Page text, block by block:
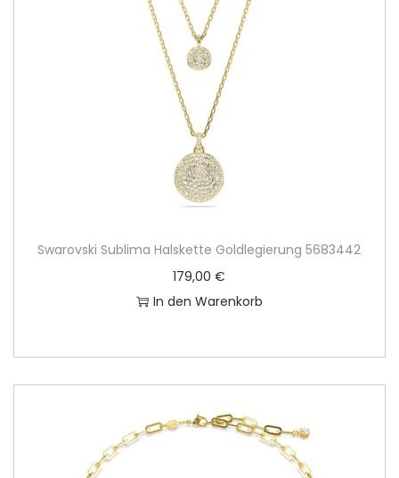
Swarovski Sublima Halskette Goldlegierung 5683442
179,00€
In den Warenkorb